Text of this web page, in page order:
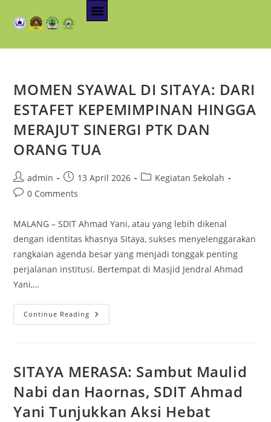
MOMEN SYAWAL DI SITAYA: DARI
ESTAFET KEPEMIMPINAN HINGGA
MERAJUT SINERGI PTK DAN
ORANG TUA
admin 13 April 2026
Kegiatan Sekolah
0 Comments
MALANG – SDIT Ahmad Yani, atau yang lebih dikenal
dengan identitas khasnya Sitaya, sukses menyelenggarakan
rangkaian agenda besar yang menjadi tonggak penting
perjalanan institusi. Bertempat di Masjid Jendral Ahmad
Yani,…
Continue Reading
SITAYA MERASA: Sambut Maulid
Nabi dan Haornas, SDIT Ahmad
Yani Tunjukkan Aksi Hebat